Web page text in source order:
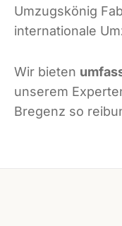
Umzugskönig
internationale
Wir bieten
unserem
Bregenz so